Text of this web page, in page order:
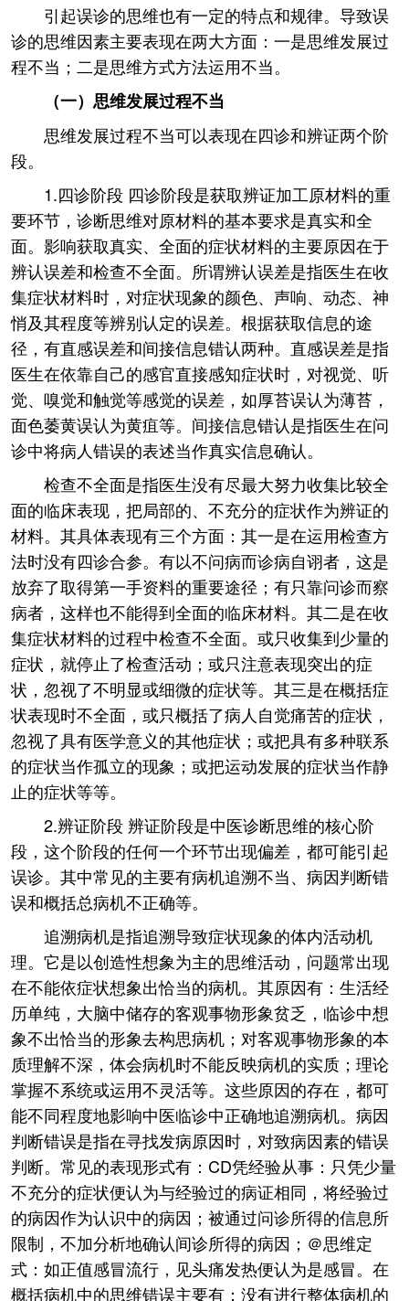
引起误诊的思维也有一定的特点和规律。导致误
诊的思维因素主要表现在两大方面：一是思维发展过
程不当；二是思维方式方法运用不当。
（一）思维发展过程不当
思维发展过程不当可以表现在四诊和辨证两个阶
段。
1.四诊阶段 四诊阶段是获取辨证加工原材料的重
要环节，诊断思维对原材料的基本要求是真实和全
面。影响获取真实、全面的症状材料的主要原因在于
辨认误差和检查不全面。所谓辨认误差是指医生在收
集症状材料时，对症状现象的颜色、声响、动态、神
悄及其程度等辨别认定的误差。根据获取信息的途
径，有直感误差和间接信息错认两种。直感误差是指
医生在依靠自己的感官直接感知症状时，对视觉、听
觉、嗅觉和触觉等感觉的误差，如厚苔误认为薄苔，
面色萎黄误认为黄疽等。间接信息错认是指医生在问
诊中将病人错误的表述当作真实信息确认。
检查不全面是指医生没有尽最大努力收集比较全
面的临床表现，把局部的、不充分的症状作为辨证的
材料。其具体表现有三个方面：其一是在运用检查方
法时没有四诊合参。有以不问病而诊病自诩者，这是
放弃了取得第一手资料的重要途径；有只靠问诊而察
病者，这样也不能得到全面的临床材料。其二是在收
集症状材料的过程中检查不全面。或只收集到少量的
症状，就停止了检查活动；或只注意表现突出的症
状，忽视了不明显或细微的症状等。其三是在概括症
状表现时不全面，或只概括了病人自觉痛苦的症状，
忽视了具有医学意义的其他症状；或把具有多种联系
的症状当作孤立的现象；或把运动发展的症状当作静
止的症状等等。
2.辨证阶段 辨证阶段是中医诊断思维的核心阶
段，这个阶段的任何一个环节出现偏差，都可能引起
误诊。其中常见的主要有病机追溯不当、病因判断错
误和概括总病机不正确等。
追溯病机是指追溯导致症状现象的体内活动机
理。它是以创造性想象为主的思维活动，问题常出现
在不能依症状想象出恰当的病机。其原因有：生活经
历单纯，大脑中储存的客观事物形象贫乏，临诊中想
象不出恰当的形象去构思病机；对客观事物形象的本
质理解不深，体会病机时不能反映病机的实质；理论
掌握不系统或运用不灵活等。这些原因的存在，都可
能不同程度地影响中医临诊中正确地追溯病机。病因
判断错误是指在寻找发病原因时，对致病因素的错误
判断。常见的表现形式有：CD凭经验从事：只凭少量
不充分的症状便认为与经验过的病证相同，将经验过
的病因作为认识中的病因；被通过问诊所得的信息所
限制，不加分析地确认间诊所得的病因；＠思维定
式：如正值感冒流行，见头痛发热便认为是感冒。在
概括病机中的思维错误主要有：没有进行整体病机的